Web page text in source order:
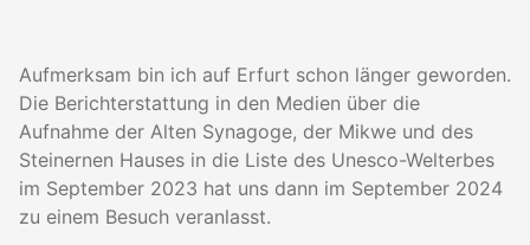
Aufmerksam bin ich auf Erfurt schon länger geworden.
Die Berichterstattung in den Medien über die
Aufnahme der Alten Synagoge, der Mikwe und des
Steinernen Hauses in die Liste des Unesco-Welterbes
im September 2023 hat uns dann im September 2024
zu einem Besuch veranlasst.